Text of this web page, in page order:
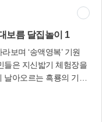
부의 관심과 지원이 그 어
조했다.한편 대림산업은
시 고용우수기업으로
부산광역시 우수기업으
산업(☎301-4569) 사진
표, 대림산업이 생산하
지능지수를 보여주는
방법 찾아야 아이의
잡아주면 자신의 어려
준의 영어 실력을 갖출
아이를 예로 들어보
아이들은 대개 언어습득
문에 또래 학생들과 한
이 타고 온 버스를 향해
눈을 마주쳤을까? 주린
었고, 벌겋게 헐은 뒤는
으로 쏟아질 기세였다.
돌아오는 내내 알지
는 어떻게 되었을까? 중
막 날, 한 해의 액운을
진하고 있다.학장동 (주)
고 있다. 엄궁동 (주)경
매월 10만원씩을 후원
)아이에스 등도 매월 10
서 모두 64세대에 연간
)벧엘기계(윤홍근)
△(주)동일케미칼(윤대
보름 달집놀이 1
보며 ‘송액영복’ 기원
은 지신밟기 체험장을
날아오르는 흑룡의 기운
이 초대형 달집 주위를
풍년을 기원했다. 한